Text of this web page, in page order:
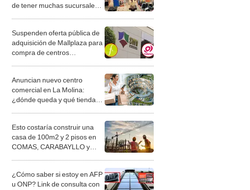
de tener muchas sucursales a
Suspenden oferta pública de
adquisición de Mallplaza para
compra de centros
Anuncian nuevo centro
comercial en La Molina:
¿dónde queda y qué tiendas
Esto costaría construir una
casa de 100m2 y 2 pisos en
COMAS, CARABAYLLO y
¿Cómo saber si estoy en AFP
u ONP? Link de consulta con